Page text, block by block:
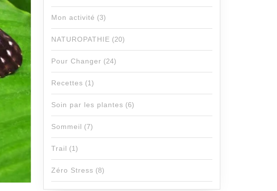
Mon activité (3)
NATUROPATHIE (20)
Pour Changer (24)
Recettes (1)
Soin par les plantes (6)
Sommeil (7)
Trail (1)
Zéro Stress (8)